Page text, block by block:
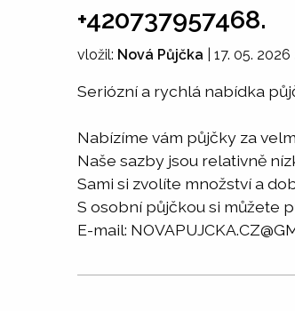
+420737957468.
vložil: Nová Půjčka 17. 05. 2026
Seriózní a rychlá nabídka
Nabízíme vám půjčky za
Naše sazby jsou relativně
Sami si zvolíte množství a
S osobní půjčkou si můžete
E-mail: